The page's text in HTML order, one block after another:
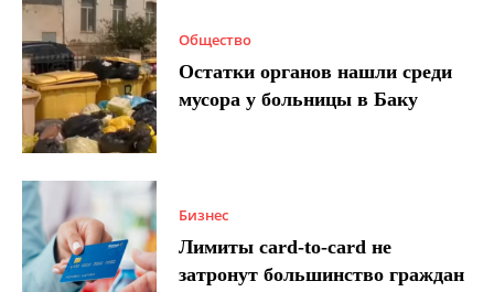
Общество
Остатки органов нашли среди
мусора у больницы в Баку
Бизнес
Лимиты card-to-card не
затронут большинство граждан